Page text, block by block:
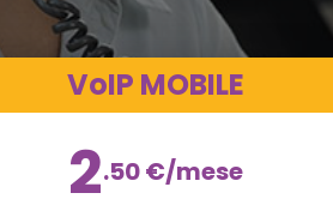
VoIP MOBILE
2.50€/mese